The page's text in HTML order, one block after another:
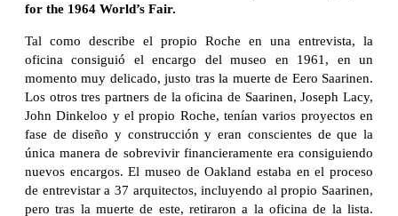
for the 1964 World’s Fair.
Tal como describe el propio Roche en una entrevista, la
oficina consiguió el encargo del museo en 1961, en un
momento muy delicado, justo tras la muerte de Eero Saarinen.
Los otros tres partners de la oficina de Saarinen, Joseph Lacy,
John Dinkeloo y el propio Roche, tenían varios proyectos en
fase de diseño y construcción y eran conscientes de que la
única manera de sobrevivir financieramente era consiguiendo
nuevos encargos. El museo de Oakland estaba en el proceso
de entrevistar a 37 arquitectos, incluyendo al propio Saarinen,
pero tras la muerte de este, retiraron a la oficina de la lista.